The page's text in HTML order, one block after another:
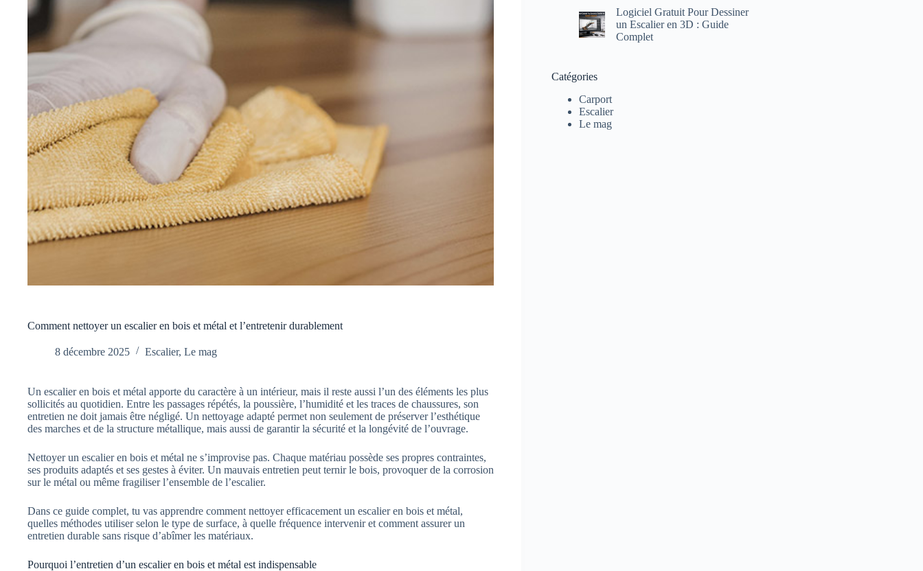
Comment nettoyer un escalier en bois et métal et l’entretenir durablement
8 décembre 2025 Escalier, Le mag
Un escalier en bois et métal apporte du caractère à un intérieur, mais il reste aussi l’un des éléments les plus
sollicités au quotidien. Entre les passages répétés, la poussière, l’humidité et les traces de chaussures, son
entretien ne doit jamais être négligé. Un nettoyage adapté permet non seulement de préserver l’esthétique
des marches et de la structure métallique, mais aussi de garantir la sécurité et la longévité de l’ouvrage.
Nettoyer un escalier en bois et métal ne s’improvise pas. Chaque matériau possède ses propres contraintes,
ses produits adaptés et ses gestes à éviter. Un mauvais entretien peut ternir le bois, provoquer de la corrosion
sur le métal ou même fragiliser l’ensemble de l’escalier.
Dans ce guide complet, tu vas apprendre comment nettoyer efficacement un escalier en bois et métal,
quelles méthodes utiliser selon le type de surface, à quelle fréquence intervenir et comment assurer un
entretien durable sans risque d’abîmer les matériaux.
Pourquoi l’entretien d’un escalier en bois et métal est indispensable
Logiciel Gratuit Pour Dessiner
un Escalier en 3D : Guide
Complet
Catégories
Carport
Escalier
Le mag